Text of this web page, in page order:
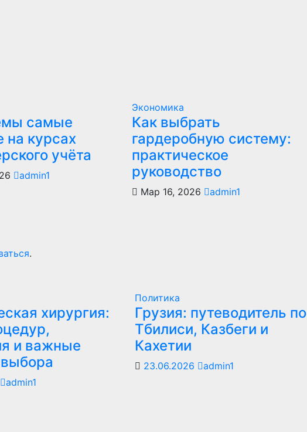
самые
на курсах
учёта
admin1
Экономика
Как выбрать
гардеробную систему:
практическое
руководство
Мар 16, 2026 admin1
.
хирургия:
и важные
admin1
Политика
Грузия: путеводитель по
Тбилиси, Казбеги и
Кахетии
23.06.2026 admin1